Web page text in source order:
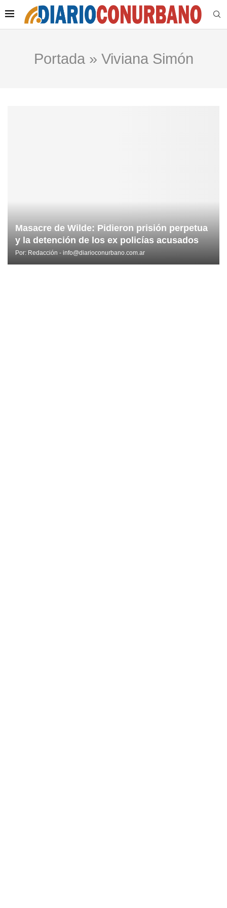
Portada» Viviana Simón
Masacre de Wilde: Pidieron prisión perpetua
y la detención de los ex policías acusados
Por: Redacción - info@diarioconurbano.com.ar